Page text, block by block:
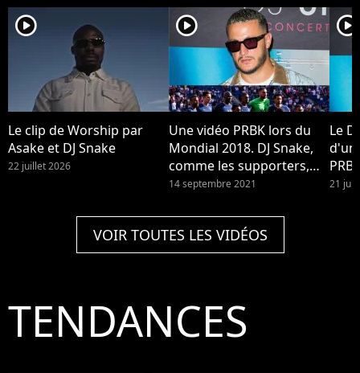
player2
Le clip de Worship par
Asake et DJ Snake
22 juillet 2026
player2
Une vidéo PRBK lors du
Mondial 2018. DJ Snake,
comme les supporters,
refuse de remplacer Phil
la polémique de sa
chanson au Parc des
Princes et dit ne pas
14 septembre 2021
player2
Le
son
21
VOIR TOUTES LES VIDÉOS
TENDANCES